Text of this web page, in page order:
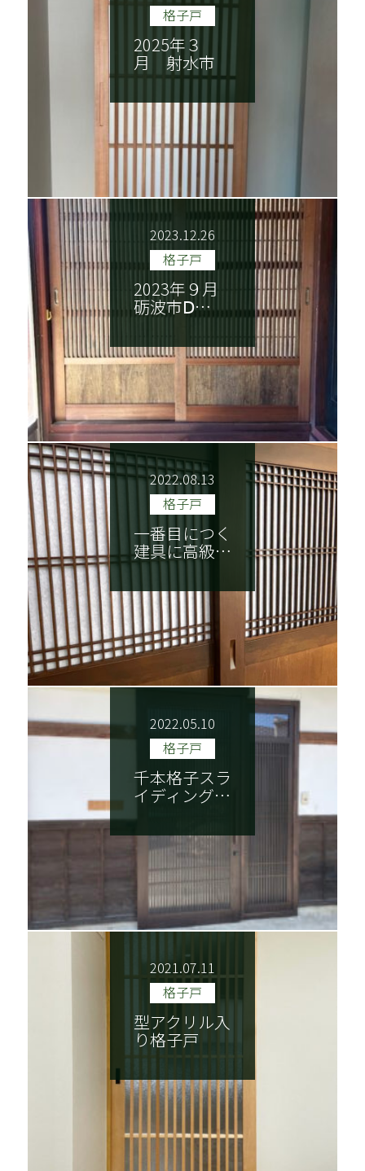
格子戸
2025年３
月 射水市
2023.12.26
格子戸
2023年９月
砺波市Ⅾ…
2022.08.13
格子戸
一番目につく
建具に高級…
2022.05.10
格子戸
千本格子スラ
イディング…
2021.07.11
格子戸
型アクリル入
り格子戸